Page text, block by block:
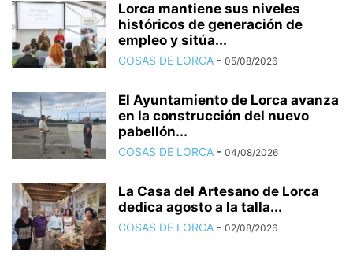
Lorca mantiene sus niveles
históricos de generación de
empleo y sitúa...
COSAS DE LORCA - 05/08/2026
El Ayuntamiento de Lorca avanza
en la construcción del nuevo
pabellón...
COSAS DE LORCA - 04/08/2026
La Casa del Artesano de Lorca
dedica agosto a la talla...
COSAS DE LORCA - 02/08/2026